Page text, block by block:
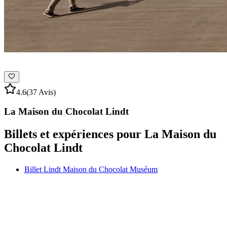
4.6(37 Avis)
La Maison du Chocolat Lindt
Billets et expériences pour La Maison du
Chocolat Lindt
Billet Lindt Maison du Chocolat Muséum